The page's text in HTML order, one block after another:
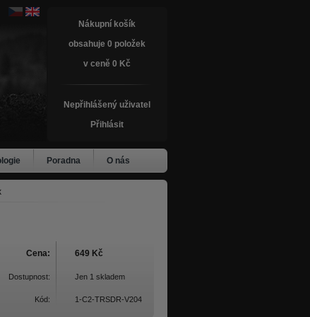
Nákupní košík
obsahuje 0 položek
v ceně 0 Kč
Nepřihlášený uživatel
Přihlásit
Poradna O nás
Cena: 649 Kč
Dostupnost: Jen 1 skladem
Kód: 1-C2-TRSDR-V204